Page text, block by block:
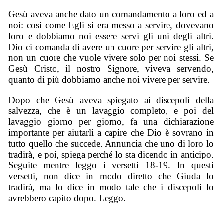
Gesù aveva anche dato un comandamento a loro ed a
noi: così come Egli si era messo a servire, dovevano
loro e dobbiamo noi essere servi gli uni degli altri.
Dio ci comanda di avere un cuore per servire gli altri,
non un cuore che vuole vivere solo per noi stessi. Se
Gesù Cristo, il nostro Signore, viveva servendo,
quanto di più dobbiamo anche noi vivere per servire.
Dopo che Gesù aveva spiegato ai discepoli della
salvezza, che è un lavaggio completo, e poi del
lavaggio giorno per giorno, fa una dichiarazione
importante per aiutarli a capire che Dio è sovrano in
tutto quello che succede. Annuncia che uno di loro lo
tradirà, e poi, spiega perché lo sta dicendo in anticipo.
Seguite mentre leggo i versetti 18-19. In questi
versetti, non dice in modo diretto che Giuda lo
tradirà, ma lo dice in modo tale che i discepoli lo
avrebbero capito dopo. Leggo.